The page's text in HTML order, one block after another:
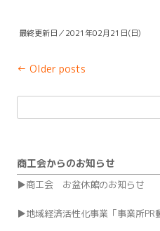
最終更新日／2021年02月21日(日)
Post
← Older posts
索:
商工会からのお知らせ
商工会 お盆休館のお知らせ
地域経済活性化事業「事業所